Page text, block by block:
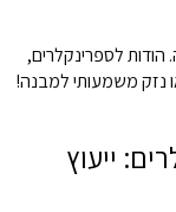
לספרינקלרים,
נזק משמעותי למבנה!
ייעוץ